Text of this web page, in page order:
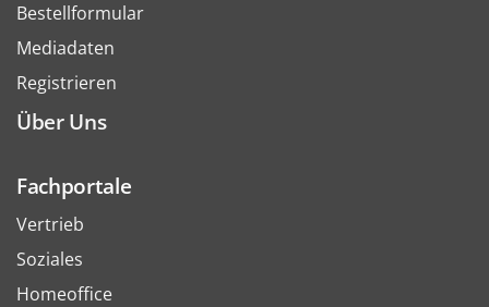
Bestellformular
Mediadaten
Registrieren
Über Uns
Fachportale
Vertrieb
Soziales
Homeoffice